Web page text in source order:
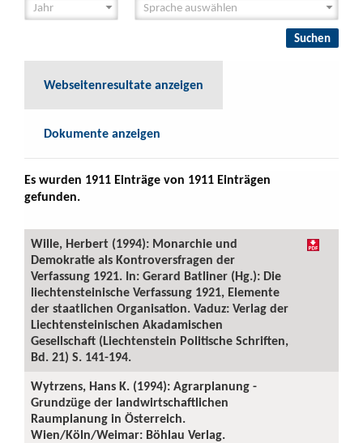
Webseitenresultate anzeigen
Dokumente anzeigen
Es wurden 1911 Einträge von 1911 Einträgen
gefunden.
Wille, Herbert (1994): Monarchie und
Demokratie als Kontroversfragen der
Verfassung 1921. In: Gerard Batliner (Hg.): Die
liechtensteinische Verfassung 1921, Elemente
der staatlichen Organisation. Vaduz: Verlag der
Liechtensteinischen Akadamischen
Gesellschaft (Liechtenstein Politische Schriften,
Bd. 21) S. 141-194.
Wytrzens, Hans K. (1994): Agrarplanung -
Grundzüge der landwirtschaftlichen
Raumplanung in Österreich.
Wien/Köln/Weimar: Böhlau Verlag.